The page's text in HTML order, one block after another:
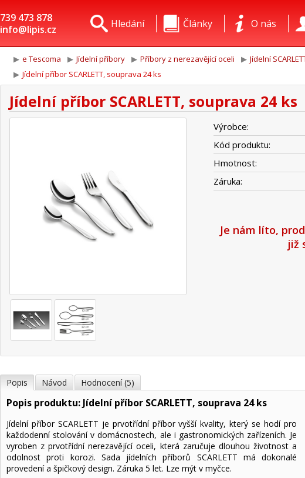
739 473 878
info@lipis.cz
O nás
Články
Hledání
e Tescoma Jídelní příbory Příbory z nerezavějící oceli
Jídelní
Jídelní příbor SCARLETT, souprava 24 ks
Jídelní příbor SCARLETT, souprava 24 ks
Výrobce:
Kód produktu:
Hmotnost:
Záruka:
Je nám líto,
již
Popis Návod Hodnocení (5)
Popis produktu: Jídelní příbor SCARLETT, souprava 24 ks
Jídelní příbor SCARLETT je prvotřídní příbor vyšší kvality, který se hodí pro
každodenní stolování v domácnostech, ale i gastronomických zařízeních. Je
vyroben z prvotřídní nerezavějící oceli, která zaručuje dlouhou životnost a
odolnost proti korozi. Sada jídelních příborů SCARLETT má dokonalé
provedení a špičkový design. Záruka 5 let. Lze mýt v myčce.